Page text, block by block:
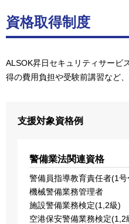
資格取得制度
ALSOK昇日セキュリティサービ
得の費用負担や受験前講習など
支援対象資格例
警備業法関連資格
警備員指導教育責任者(1号
機械警備業務管理者
施設警備業務検定(1,2級)
空港保安警備業務検定(1,2